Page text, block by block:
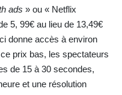
ads » ou « Netflix
5, 99€ au lieu de 13,49€
donne accès à environ
prix bas, les spectateurs
de 15 à 30 secondes,
et une résolution